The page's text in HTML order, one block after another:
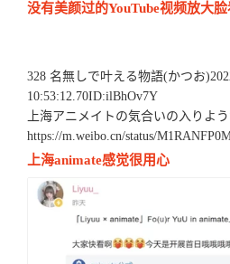
没有美颜过的YouTube视频放大
328 名無しで叶える物語(かつお
10:53:12.70ID:ilBhOv7Y
上海アニメイトの気合いの入りよ
https://m.weibo.cn/status/
上海animate感觉很用心